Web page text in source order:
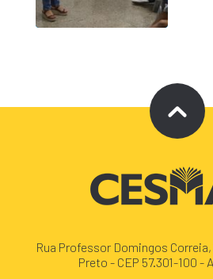
Rua Professor Domingos Correia,
Preto - CEP 57.301-100 -